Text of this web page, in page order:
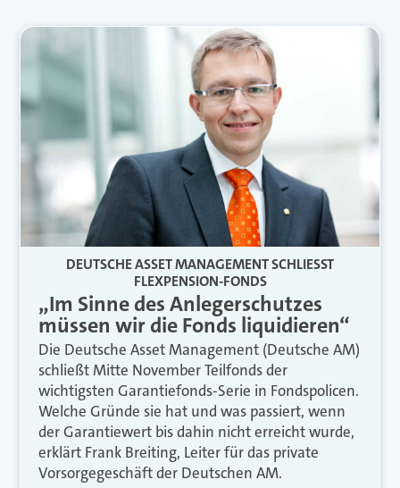
DEUTSCHE ASSET MANAGEMENT SCHLIESST F
LEXPENSION-FONDS
„Im Sinne des Anlegerschutzes
müssen wir die Fonds liquidieren“
Die Deutsche Asset Management (Deutsche AM)
schließt Mitte November Teilfonds der
wichtigsten Garantiefonds-Serie in Fondspolicen.
Welche Gründe sie hat und was passiert, wenn
der Garantiewert bis dahin nicht erreicht wurde,
erklärt Frank Breiting, Leiter für das private
Vorsorgegeschäft der Deutschen AM.